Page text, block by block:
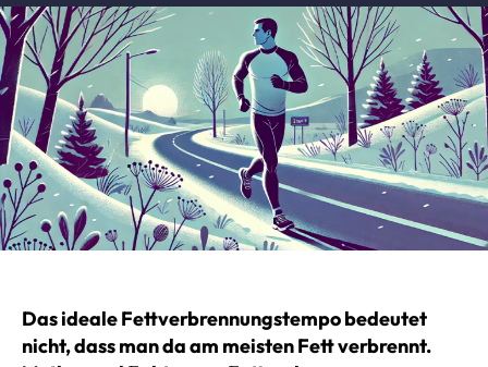
Das ideale Fettverbrennungstempo bedeutet
nicht, dass man da am meisten Fett verbrennt.